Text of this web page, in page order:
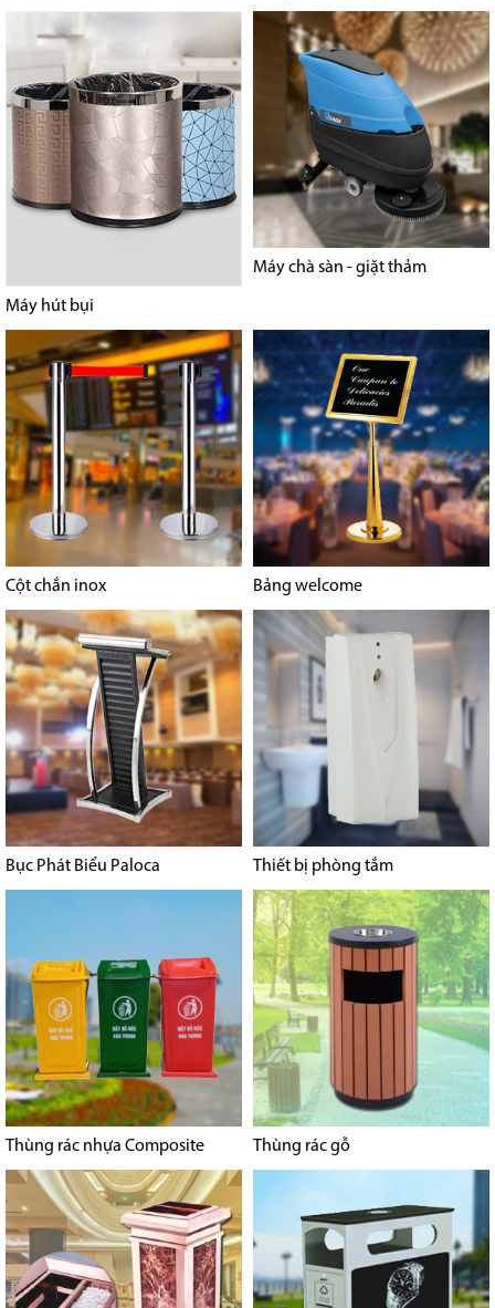
Máy hút bụi
Máy chà sàn - giặt thảm
Cột chắn inox Bảng welcome
Bục Phát Biểu Paloca Thiết bị phòng tắm
Thùng rác nhựa Composite Thùng rác gỗ